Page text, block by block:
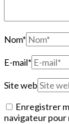
Nom*
E-mail*
Site web
Enregistrer
navigateur pour